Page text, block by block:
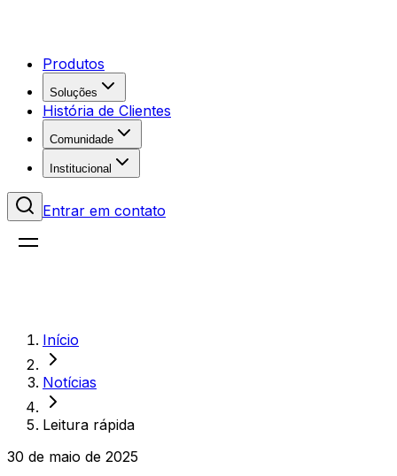
Produtos
Soluções
História de Clientes
Comunidade
Institucional
Entrar em contato
Início
Notícias
Leitura rápida
30 de maio de 2025